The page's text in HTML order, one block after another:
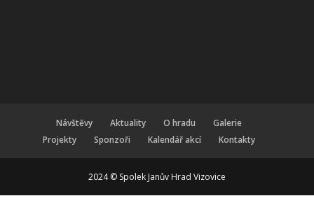
Návštěvy Aktuality O hradu
Galerie
Projekty
Sponzoři Kalendář akcí Kontakty
2024 © Spolek Janův Hrad Vizovice